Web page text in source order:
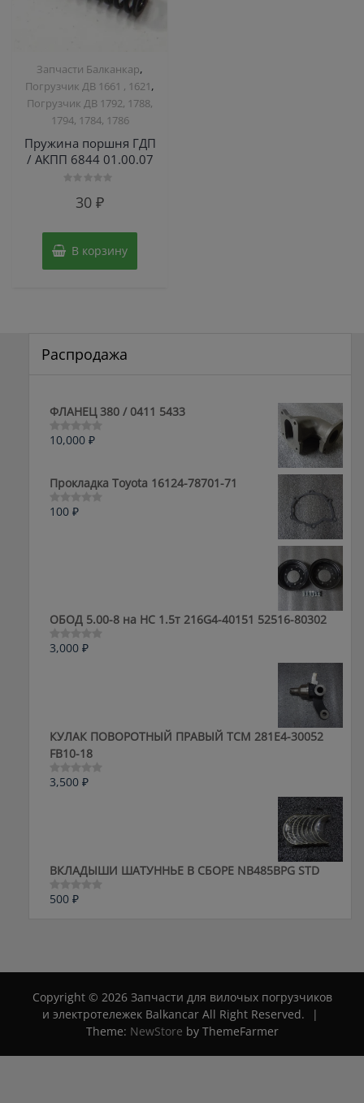
Запчасти Балканкар,
Погрузчик ДВ 1661 , 1621,
Погрузчик ДВ 1792, 1788,
1794, 1784, 1786
Пружина поршня ГДП
/ АКПП 6844 01.00.07
30₽
В корзину
Распродажа
ФЛАНЕЦ 380 / 0411 5433
Оценка
5
10,000 ₽
Прокладка Toyota 16124-78701-71
Оценка
100 ₽
ОБОД 5.00-8 на HC 1.5т 216G4-40151 52516-80302
Оценка
3,000 ₽
КУЛАК ПОВОРОТНЫЙ ПРАВЫЙ ТСМ 281E4-30052
FB10-18
Оценка
3,500 ₽
ВКЛАДЫШИ ШАТУННЬЕ В СБОРЕ NB485BPG STD
Оценка
500 ₽
Copyright © 2026 Запчасти для вилочых погрузчиков
и электротележек Balkancar All Right Reserved.
|
Theme: NewStore by ThemeFarmer